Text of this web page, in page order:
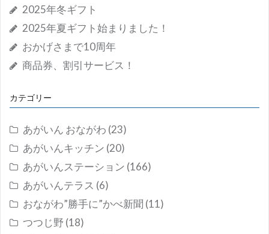
2025年冬ギフト
2025年夏ギフト始まりました！
おかげさまで10周年
商品券、割引サービス！
カテゴリー
あがいん おながわ (23)
あがいんキッチン (20)
あがいんステーション (166)
あがいんテラス (6)
おながわ”勝手に”かべ新聞 (11)
つつじ野 (18)